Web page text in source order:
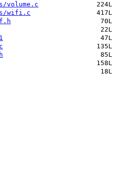
volume.c
224L
wifi.c
417L
70L
22L
47L
135L
85L
158L
18L